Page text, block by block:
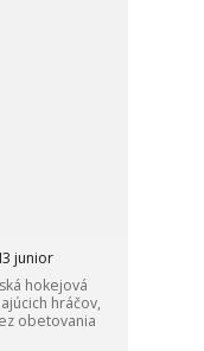
junior
hokejová
hráčov,
obetovania